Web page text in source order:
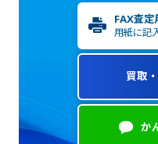
FAX査定
用紙に記
買取
か